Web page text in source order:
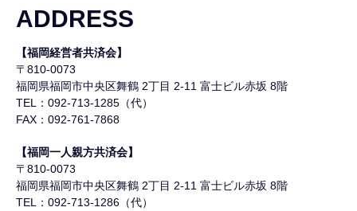
ADDRESS
【福岡経営者共済会】
〒810-0073
福岡県福岡市中央区舞鶴 2丁目 2-11 富士ビル赤坂 8階
TEL：092-713-1285（代）
FAX：092-761-7868
【福岡一人親方共済会】
〒810-0073
福岡県福岡市中央区舞鶴 2丁目 2-11 富士ビル赤坂 8階
TEL：092-713-1286（代）